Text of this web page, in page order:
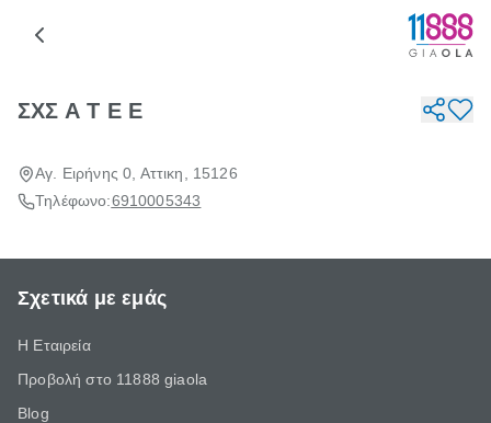
ΣΧΣ Α Τ Ε Ε
Αγ. Ειρήνης 0, Αττικη, 15126
Τηλέφωνο:6910005343
Σχετικά με εμάς
Η Εταιρεία
Προβολή στο 11888 giaola
Blog